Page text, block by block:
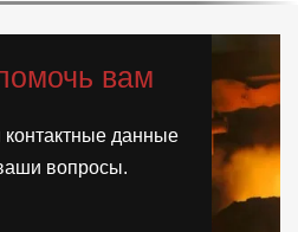
вам
контактные данные
вопросы.